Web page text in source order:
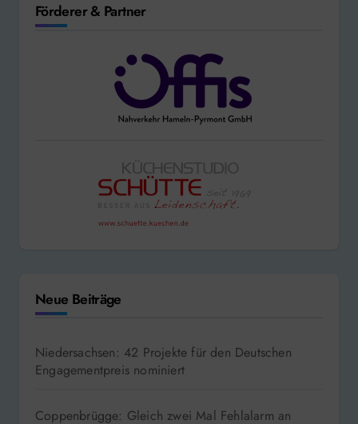
Förderer & Partner
Neue Beiträge
Niedersachsen: 42 Projekte für den Deutschen
Engagementpreis nominiert
Coppenbrügge: Gleich zwei Mal Fehlalarm an